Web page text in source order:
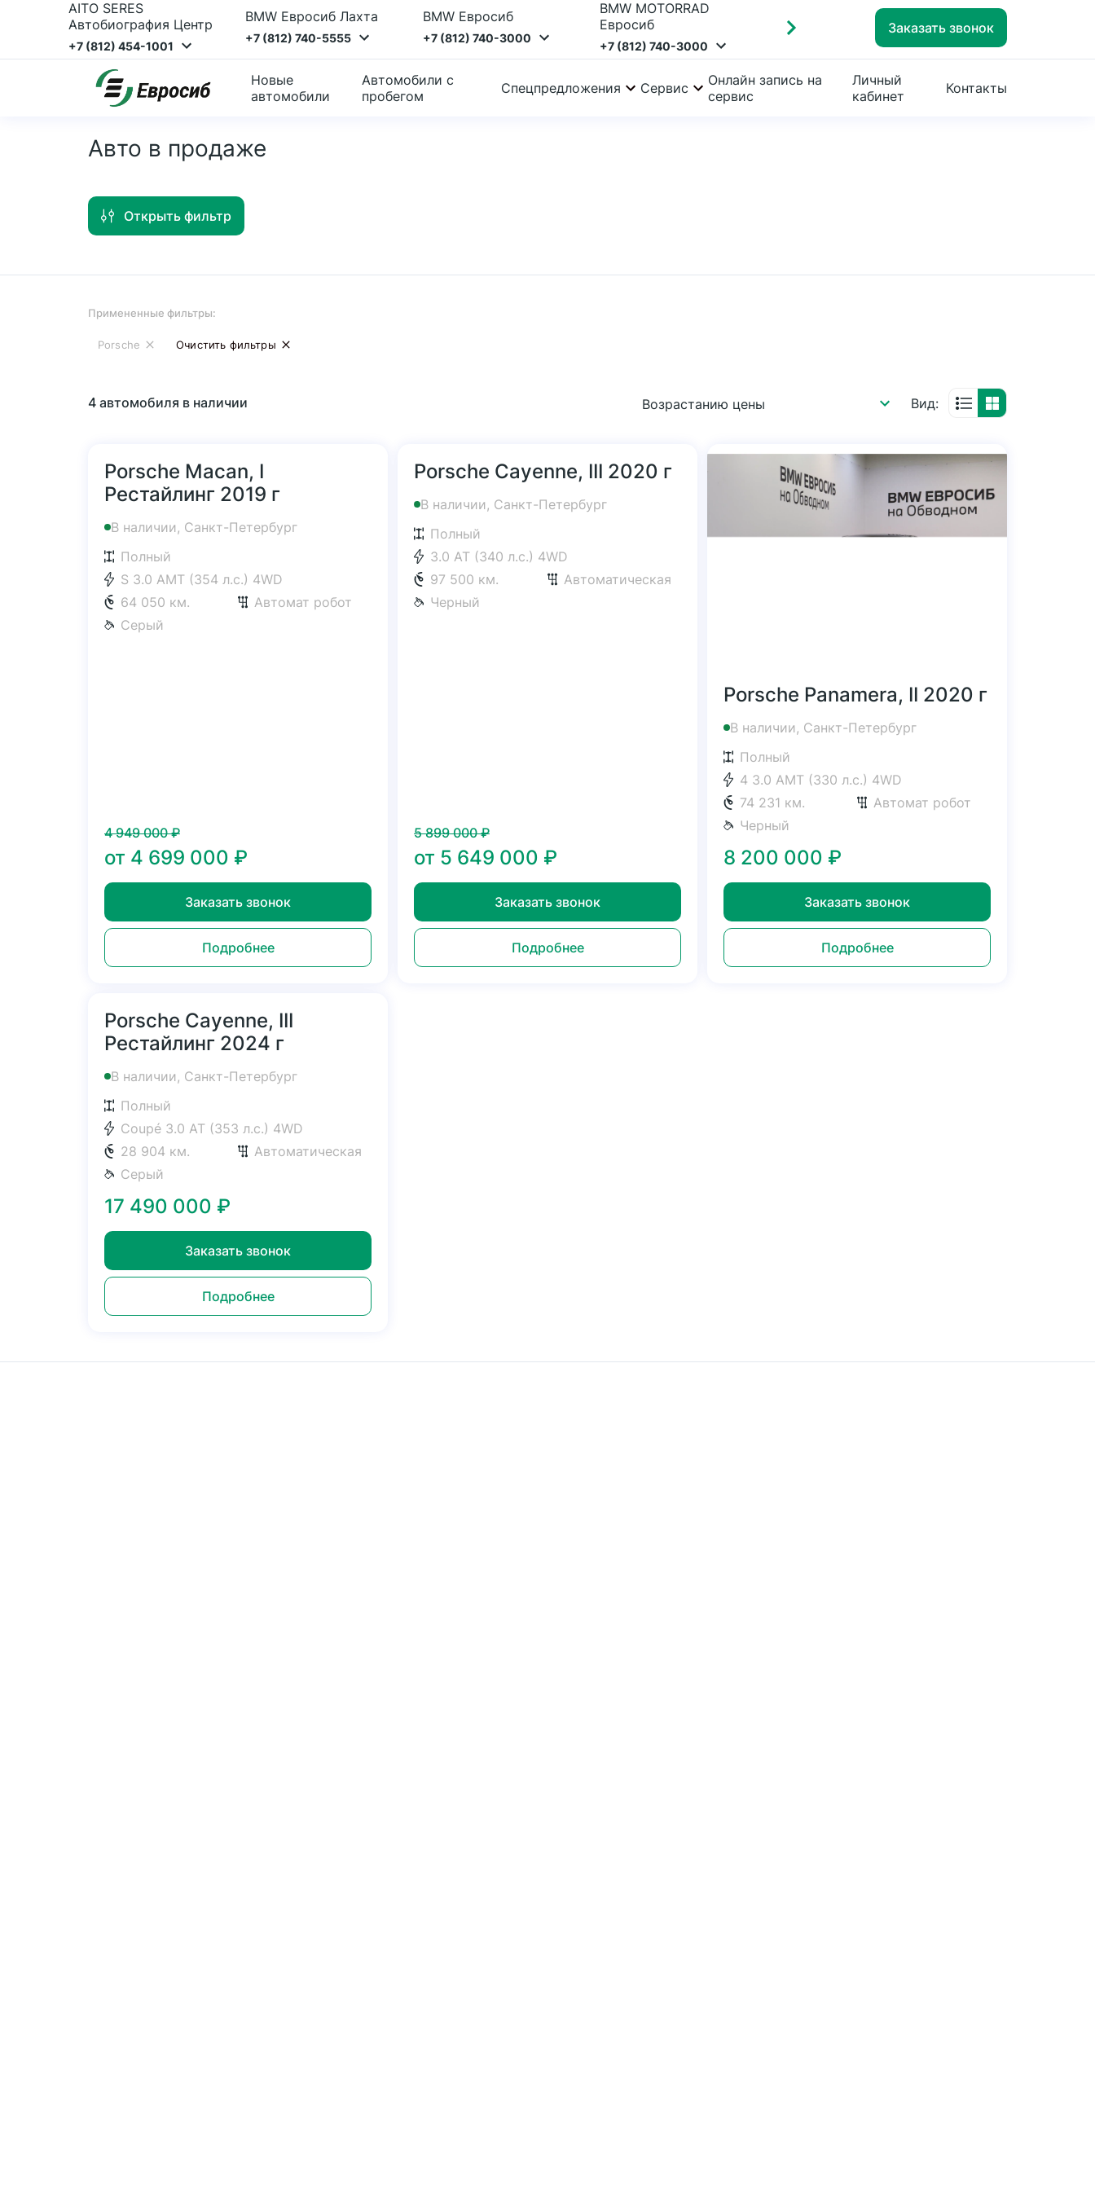
AITO SERES
Автобиография Центр
+7 (812) 454-1001
BMW Евросиб Лахта
+7 (812) 740-5555
BMW Евросиб
+7 (812) 740-3000
BMW MOTORRAD
Евросиб
+7 (812) 740-3000
Заказать звонок
Новые
автомобили
Автомобили с
пробегом
Спецпредложения Сервис
Онлайн запись на
сервис
Личный
кабинет
Контакты
Авто в продаже
Открыть фильтр
Примененные фильтры:
Porsche Очистить фильтры
4 автомобиля в наличии Возрастанию цены Вид:
Porsche Macan, I
Рестайлинг 2019 г
В наличии, Санкт-Петербург
Полный
S 3.0 AMT (354 л.с.) 4WD
64 050 км.
Автомат робот
Серый
4 949 000₽
от 4 699 000 ₽
Заказать звонок
Подробнее
Porsche Cayenne, III 2020 г
В наличии, Санкт-Петербург
Полный
3.0 AT (340 л.с.) 4WD
97 500 км.
Автоматическая
Черный
5 899 000₽
от 5 649 000 ₽
Заказать звонок
Подробнее
Porsche Panamera, II 2020 г
В наличии, Санкт-Петербург
Полный
4 3.0 AMT (330 л.с.) 4WD
74 231 км.
Автомат робот
Черный
8 200 000 ₽
Заказать звонок
Подробнее
Porsche Cayenne, III
Рестайлинг 2024 г
В наличии, Санкт-Петербург
Полный
Coupé 3.0 AT (353 л.с.) 4WD
28 904 км.
Автоматическая
Серый
17 490 000 ₽
Заказать звонок
Подробнее